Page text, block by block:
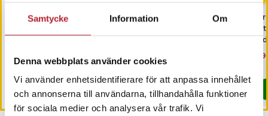
Samtycke Information Om
Denna webbplats använder cookies
Vi använder enhetsidentifierare för att anpassa innehållet
och annonserna till användarna, tillhandahålla funktioner
för sociala medier och analysera vår trafik. Vi
Billaddare till Nokia med
snabbladdning
Pris:79 kr
79 kr
Just nu har vi bara 3 kvar av denna produkt
Mini-USB Laddare OTB -
Pris:129 kr
129 kr
I lager, levereras inom 1-2 vardagar
Köp